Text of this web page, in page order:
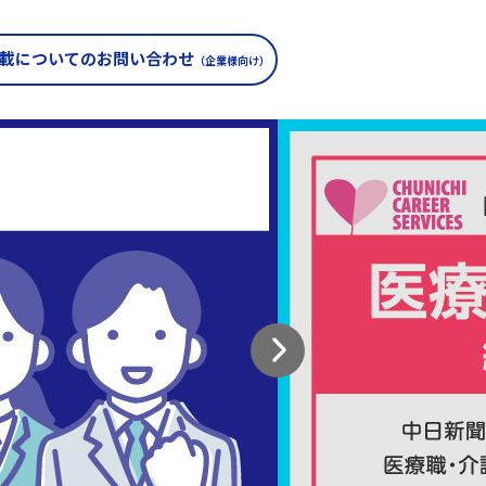
についてのお問い合わせ （企業様向け）